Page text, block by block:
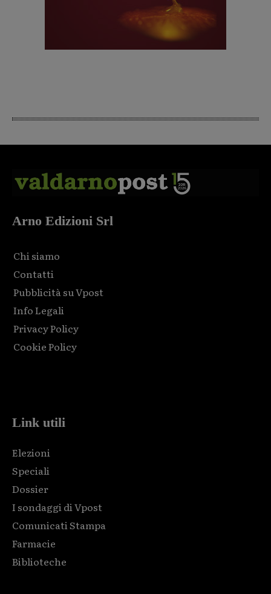
Arno Edizioni Srl
Chi siamo
Contatti
Pubblicità su Vpost
Info Legali
Privacy Policy
Cookie Policy
Link utili
Elezioni
Speciali
Dossier
I sondaggi di Vpost
Comunicati Stampa
Farmacie
Biblioteche